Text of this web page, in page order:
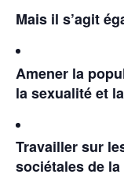
Mais il s’agit
Amener la
la sexualité et
Travailler sur
sociétales de